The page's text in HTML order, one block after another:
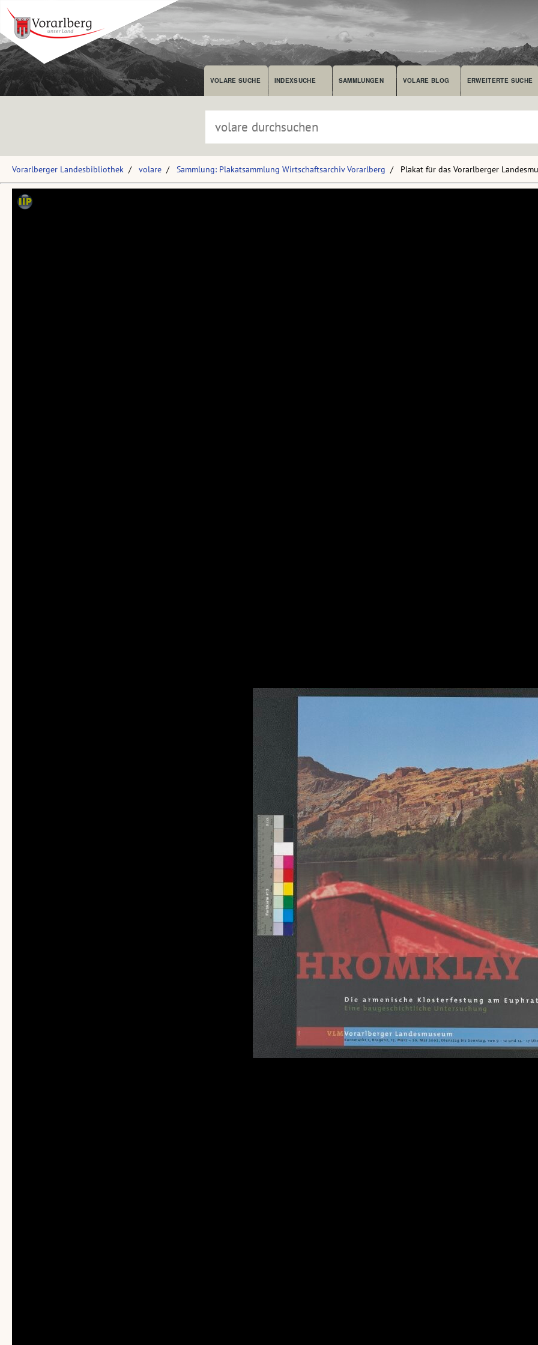
VOLARE SUCHE INDEXSUCHE SAMMLUNGEN VOLARE BLOG ERWEITERTE SUCHE
Vorarlberger Landesbibliothek volare Sammlung: Plakatsammlung Wirtschaftsarchiv Vorarlberg Plakat für das Vorarlberger